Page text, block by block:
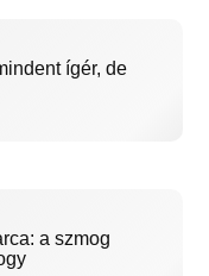
ígér, de
a szmog